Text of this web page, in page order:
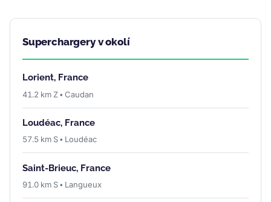
Superchargery v okolí
Lorient, France
41.2 km Z • Caudan
Loudéac, France
57.5 km S • Loudéac
Saint-Brieuc, France
91.0 km S • Langueux